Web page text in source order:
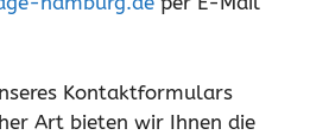
Kontaktformulars
Art bieten wir Ihnen die